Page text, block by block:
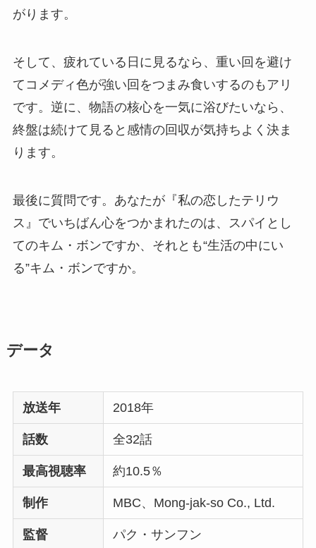
がります。
そして、疲れている日に見るなら、重い回を避け
てコメディ色が強い回をつまみ食いするのもアリ
です。逆に、物語の核心を一気に浴びたいなら、
終盤は続けて見ると感情の回収が気持ちよく決ま
ります。
最後に質問です。あなたが『私の恋したテリウ
ス』でいちばん心をつかまれたのは、スパイとし
てのキム・ボンですか、それとも“生活の中にい
る”キム・ボンですか。
データ
放送年 2018年
話数 全32話
最高視聴率 約10.5％
制作 MBC、Mong-jak-so Co., Ltd.
監督 パク・サンフン